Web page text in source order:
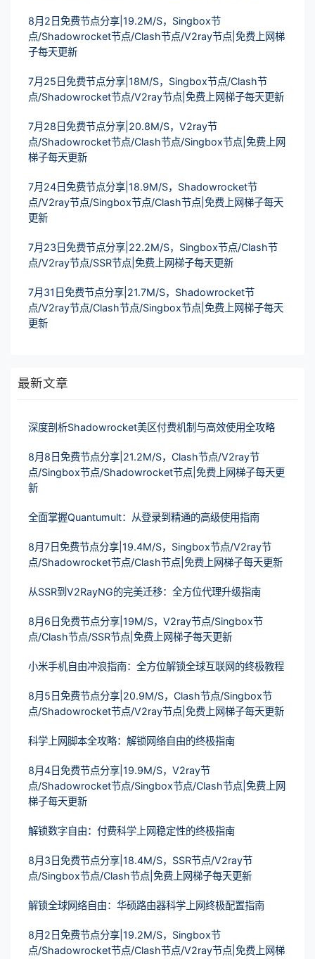
8月2日免费节点分享|19.2M/S，Singbox节
点/Shadowrocket节点/Clash节点/V2ray节点|免费上网梯
子每天更新
7月25日免费节点分享|18M/S，Singbox节点/Clash节
点/Shadowrocket节点/V2ray节点|免费上网梯子每天更新
7月28日免费节点分享|20.8M/S，V2ray节
点/Shadowrocket节点/Clash节点/Singbox节点|免费上网
梯子每天更新
7月24日免费节点分享|18.9M/S，Shadowrocket节
点/V2ray节点/Singbox节点/Clash节点|免费上网梯子每天
更新
7月23日免费节点分享|22.2M/S，Singbox节点/Clash节
点/V2ray节点/SSR节点|免费上网梯子每天更新
7月31日免费节点分享|21.7M/S，Shadowrocket节
点/V2ray节点/Clash节点/Singbox节点|免费上网梯子每天
更新
最新文章
深度剖析Shadowrocket美区付费机制与高效使用全攻略
8月8日免费节点分享|21.2M/S，Clash节点/V2ray节
点/Singbox节点/Shadowrocket节点|免费上网梯子每天更
新
全面掌握Quantumult：从登录到精通的高级使用指南
8月7日免费节点分享|19.4M/S，Singbox节点/V2ray节
点/Shadowrocket节点/Clash节点|免费上网梯子每天更新
从SSR到V2RayNG的完美迁移：全方位代理升级指南
8月6日免费节点分享|19M/S，V2ray节点/Singbox节
点/Clash节点/SSR节点|免费上网梯子每天更新
小米手机自由冲浪指南：全方位解锁全球互联网的终极教程
8月5日免费节点分享|20.9M/S，Clash节点/Singbox节
点/Shadowrocket节点/V2ray节点|免费上网梯子每天更新
科学上网脚本全攻略：解锁网络自由的终极指南
8月4日免费节点分享|19.9M/S，V2ray节
点/Shadowrocket节点/Singbox节点/Clash节点|免费上网
梯子每天更新
解锁数字自由：付费科学上网稳定性的终极指南
8月3日免费节点分享|18.4M/S，SSR节点/V2ray节
点/Singbox节点/Clash节点|免费上网梯子每天更新
解锁全球网络自由：华硕路由器科学上网终极配置指南
8月2日免费节点分享|19.2M/S，Singbox节
点/Shadowrocket节点/Clash节点/V2ray节点|免费上网梯